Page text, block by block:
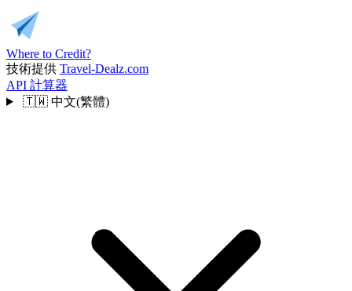
Where to Credit?
技術提供 Travel-Dealz.com
API 計算器
🇹🇼 中文(繁體)